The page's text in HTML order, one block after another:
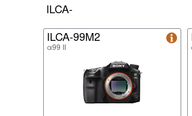
ILCA-
ILCA-99M2
α99 II